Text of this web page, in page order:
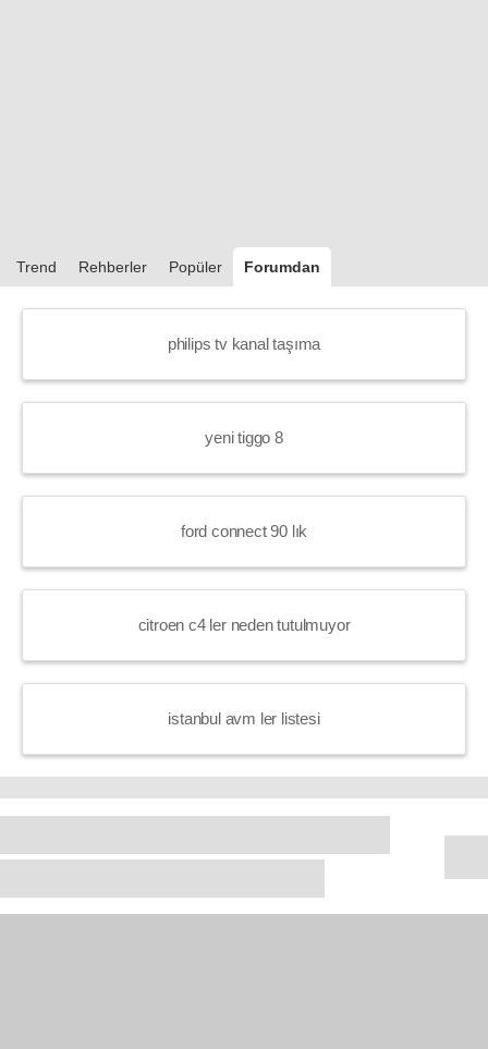
Trend Rehberler Popüler Forumdan
philips tv kanal taşıma
yeni tiggo 8
ford connect 90 lık
citroen c4 ler neden tutulmuyor
istanbul avm ler listesi